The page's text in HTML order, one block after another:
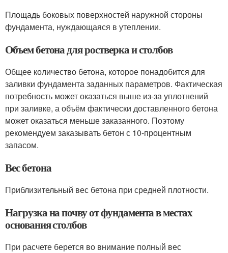
Площадь боковых поверхностей наружной стороны
фундамента, нуждающаяся в утеплении.
Объем бетона для ростверка и столбов
Общее количество бетона, которое понадобится для
заливки фундамента заданных параметров. Фактическая
потребность может оказаться выше из-за уплотнений
при заливке, а объём фактически доставленного бетона
может оказаться меньше заказанного. Поэтому
рекомендуем заказывать бетон с 10-процентным
запасом.
Вес бетона
Приблизительный вес бетона при средней плотности.
Нагрузка на почву от фундамента в местах
основания столбов
При расчете берется во внимание полный вес